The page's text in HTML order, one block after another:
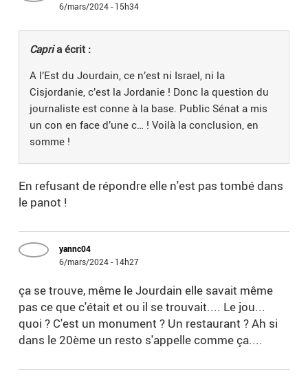
6/mars/2024 - 15h34
Capria écrit :
A l’Est du Jourdain, ce n’est ni Israel, ni la
Cisjordanie, c’est la Jordanie ! Donc la question du
journaliste est conne à la base. Public Sénat a mis
un con en face d’une c… ! Voilà la conclusion, en
somme !
En refusant de répondre elle n'est pas tombé dans
le panot !
yannc04
6/mars/2024 - 14h27
ça se trouve, même le Jourdain elle savait même
pas ce que c'était et ou il se trouvait.... Le jou...
quoi ? C'est un monument ? Un restaurant ? Ah si
dans le 20ème un resto s'appelle comme ça....